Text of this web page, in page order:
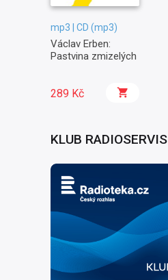
mp3 | CD (mp3)
Václav Erben:
Pastvina zmizelých
289 Kč
KLUB RADIOSERVIS